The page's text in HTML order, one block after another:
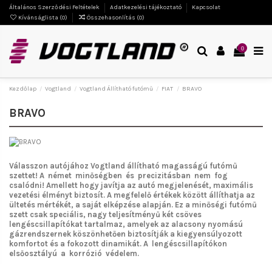
Általános Szerződési Feltételek Adatkezelési tájékoztató
Kapcsolat
Kívánságlista (0) Összehasonlítás (0)
0
Kezdőlap Vogtland Vogtland Állítható futómű FIAT BRAVO
BRAVO
Válasszon autójához Vogtland állítható magasságú futómű
szettet! A német minőségben és precizitásban nem fog
csalódni! Amellett hogy javítja az autó megjelenését, maximális
vezetési élményt biztosít. A megfelelő értékek között állíthatja az
ültetés mértékét, a saját elképzése alapján. Ez a minőségi futómű
szett csak speciális, nagy teljesítményű két csöves
lengéscsillapítókat tartalmaz, amelyek az alacsony nyomású
gázrendszernek köszönhetően biztosítják a kiegyensúlyozott
komfortot és a fokozott dinamikát. A lengéscsillapítókon
elsőosztályú a korrózió védelem.